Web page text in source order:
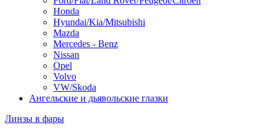
Honda
Hyundai/Kia/Mitsubishi
Mazda
Mercedes - Benz
Nissan
Opel
Volvo
VW/Skoda
Ангельские и дьявольские глазки
Линзы в фары